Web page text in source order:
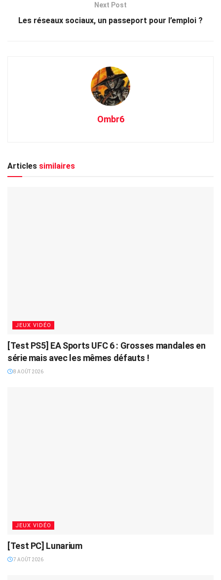
Next Post
Les réseaux sociaux, un passeport pour l’emploi ?
Ombr6
Articles similaires
JEUX VIDÉO
[Test PS5] EA Sports UFC 6 : Grosses mandales en
série mais avec les mêmes défauts !
8 AOÛT 2026
JEUX VIDÉO
[Test PC] Lunarium
7 AOÛT 2026